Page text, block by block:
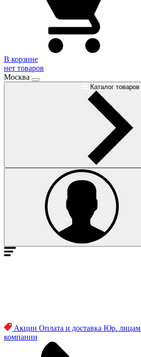
В корзине
нет товаров
Москва
Каталог товаров
Акции Оплата и доставка Юр. лицам
компании